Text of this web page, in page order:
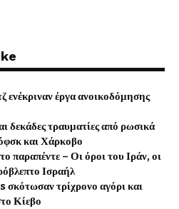
ενέκριναν έργα ανοικοδόμησης
δεκάδες τραυματίες από ρωσικά
και Χάρκοβο
παραπέντε – Οι όροι του Ιράν, οι
Ισραήλ
τρίχρονο αγόρι και
Κίεβο